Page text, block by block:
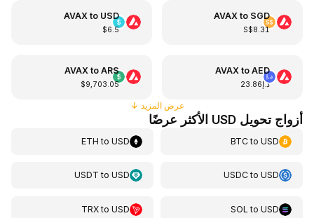
AVAX to SGD
S$8.31
AVAX to USD
$6.5
AVAX toAED
د.إ23.86
AVAX toARS
$9,703.05
عرض المزيد ↓
أزواج تحويل USD الأكثر عرضًا
BTCtoUSD
ETH toUSD
USDCtoUSD
USDT toUSD
SOL toUSD
TRXtoUSD